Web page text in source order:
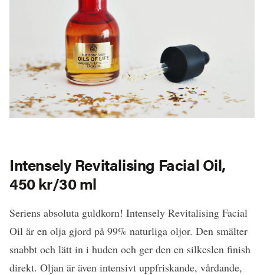
Intensely Revitalising Facial Oil,
450 kr/30 ml
Seriens absoluta guldkorn! Intensely Revitalising Facial
Oil är en olja gjord på 99% naturliga oljor. Den smälter
snabbt och lätt in i huden och ger den en silkeslen finish
direkt. Oljan är även intensivt uppfriskande, vårdande,